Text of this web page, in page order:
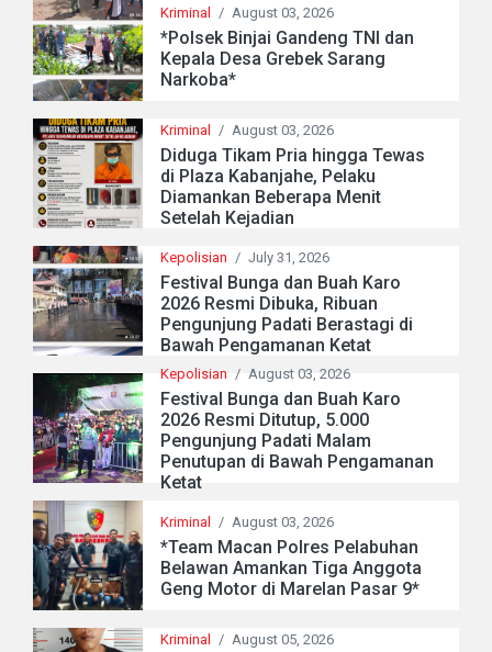
Kriminal / August 03, 2026
*Polsek Binjai Gandeng TNI dan
Kepala Desa Grebek Sarang
Narkoba*
Kriminal / August 03, 2026
Diduga Tikam Pria hingga Tewas
di Plaza Kabanjahe, Pelaku
Diamankan Beberapa Menit
Setelah Kejadian
Kepolisian / July 31, 2026
Festival Bunga dan Buah Karo
2026 Resmi Dibuka, Ribuan
Pengunjung Padati Berastagi di
Bawah Pengamanan Ketat
Kepolisian / August 03, 2026
Festival Bunga dan Buah Karo
2026 Resmi Ditutup, 5.000
Pengunjung Padati Malam
Penutupan di Bawah Pengamanan
Ketat
Kriminal / August 03, 2026
*Team Macan Polres Pelabuhan
Belawan Amankan Tiga Anggota
Geng Motor di Marelan Pasar 9*
Kriminal / August 05, 2026